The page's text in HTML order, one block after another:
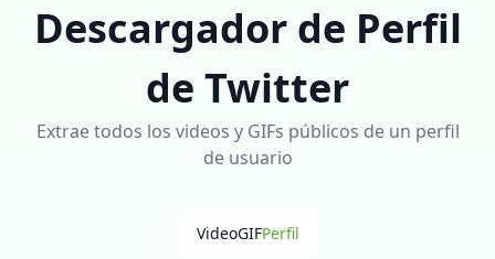
Descargador de Perfil
de Twitter
Extrae todos los videos y GIFs públicos de un perfil
de usuario
VideoGIFPerfil